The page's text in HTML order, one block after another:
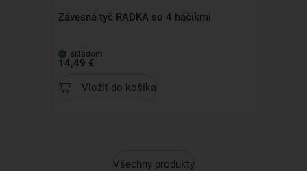
Závesná tyč RADKA so 4 háčikmi
skladom
14,49 €
Vložiť do košíka
Všechny produkty